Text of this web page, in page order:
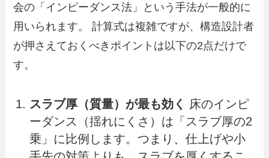
会の「インピーダンス法」という手法が一般的に
用いられます。 計算式は複雑ですが、構造設計者
が押さえておくべきポイントは以下の2点だけで
す。
スラブ厚（質量）が最も効く
床のインピ
ーダンス（揺れにくさ）は「スラブ厚の2
乗」に比例します。つまり、仕上げや小